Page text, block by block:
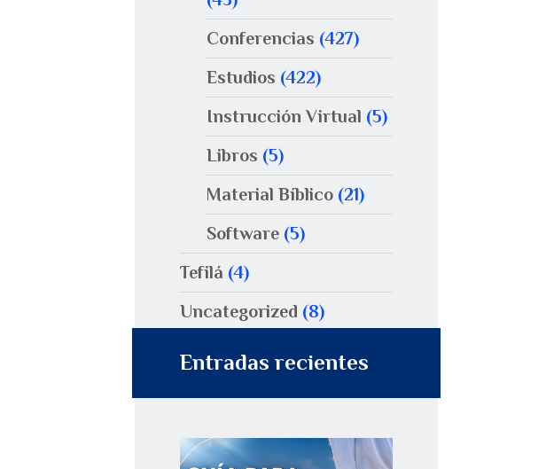
Conferencias (427)
Estudios (422)
Instrucción Virtual (5)
Libros (5)
Material Bíblico (21)
Software (5)
Tefilá (4)
Uncategorized (8)
Entradas recientes